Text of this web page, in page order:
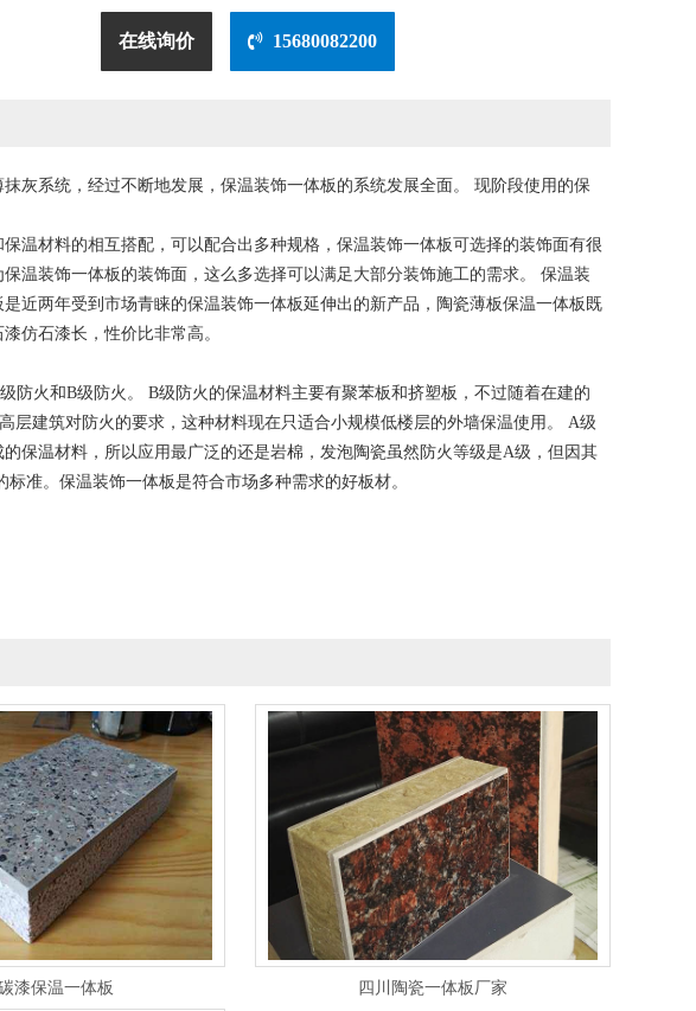
在线询价 15680082200
灰系统，经过不断地发展，保温装饰一体板的系统发展全面。 现阶段使用的保
温材料的相互搭配，可以配合出多种规格，保温装饰一体板可选择的装饰面有很
温装饰一体板的装饰面，这么多选择可以满足大部分装饰施工的需求。 保温装
近两年受到市场青睐的保温装饰一体板延伸出的新产品，陶瓷薄板保温一体板既
仿石漆长，性价比非常高。
火和B级防火。 B级防火的保温材料主要有聚苯板和挤塑板，不过随着在建的
建筑对防火的要求，这种材料现在只适合小规模低楼层的外墙保温使用。 A级
保温材料，所以应用最广泛的还是岩棉，发泡陶瓷虽然防火等级是A级，但因其
准。保温装饰一体板是符合市场多种需求的好板材。
漆保温一体板 四川陶瓷一体板厂家